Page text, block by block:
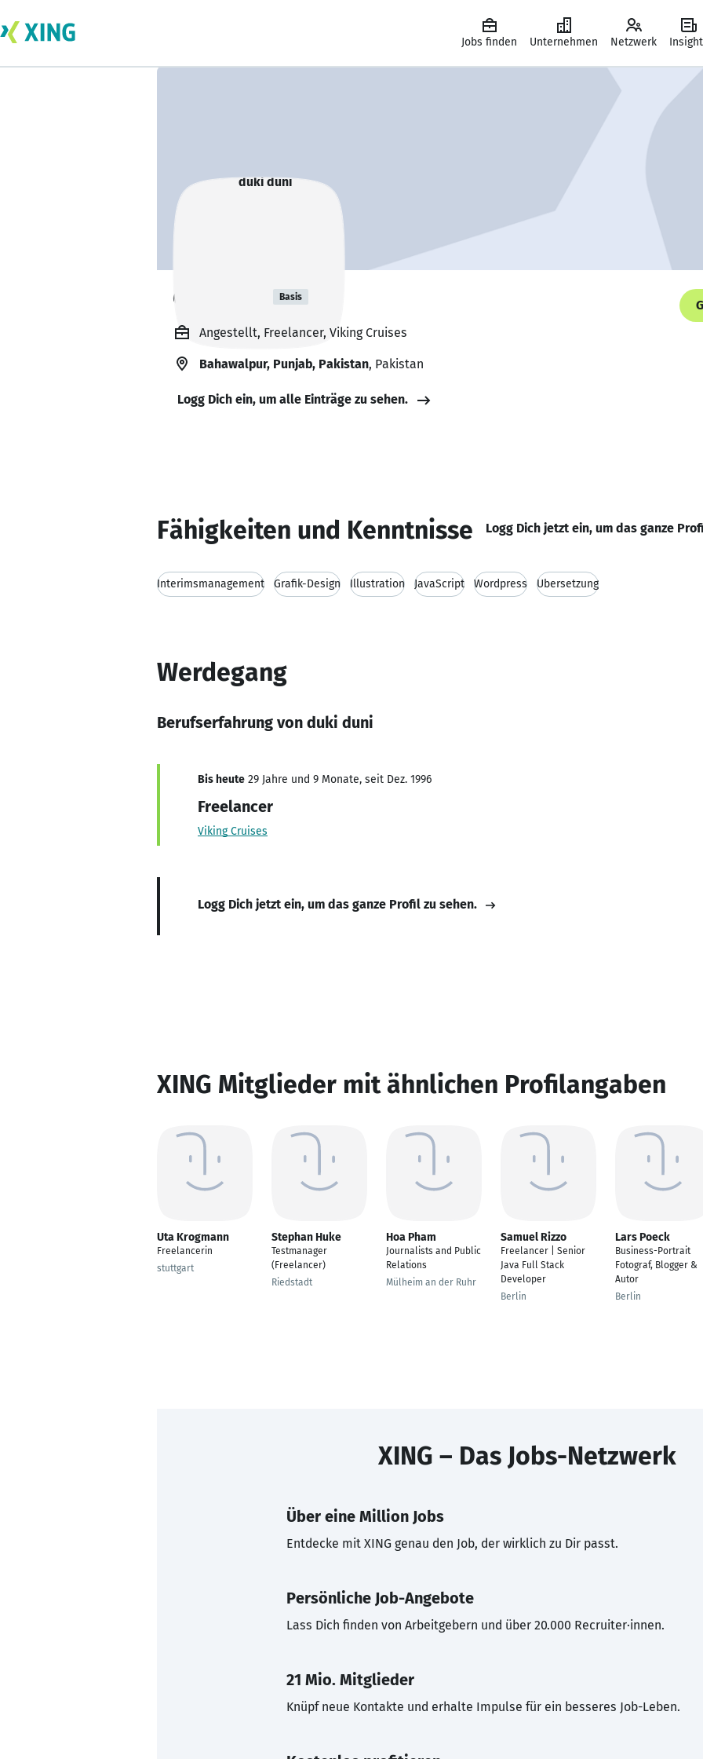
Jobs finden Unternehmen Netzwerk
duki duni Basis
Angestellt, Freelancer, Viking Cruises
Bahawalpur, Punjab, Pakistan, Pakistan
Logg Dich ein, um alle Einträge zu sehen.
Fähigkeiten und Kenntnisse Logg Dich jetzt ein, um das ganze
Interimsmanagement Grafik-Design Illustration JavaScript Wordpress Übersetzung
Werdegang
Berufserfahrung von duki duni
Bis heute 29 Jahre und 9 Monate, seit Dez. 1996
Freelancer
Viking Cruises
Logg Dich jetzt ein, um das ganze Profil zu sehen.
XING Mitglieder mit ähnlichen Profilangaben
Uta Krogmann
Freelancerin
stuttgart
Stephan Huke
Testmanager
(Freelancer)
Riedstadt
Hoa Pham
Journalists and Public
Relations
Mülheim an der Ruhr
Samuel Rizzo
Freelancer | Senior
Java Full Stack
Developer
Berlin
Lars Poeck
Business-Portrait
Fotograf, Blogger &
Autor
Berlin
XING – Das Jobs-Netzwerk
Über eine Million Jobs
Entdecke mit XING genau den Job, der wirklich zu Dir passt.
Persönliche Job-Angebote
Lass Dich finden von Arbeitgebern und über 20.000 Recruiter·innen.
21 Mio. Mitglieder
Knüpf neue Kontakte und erhalte Impulse für ein besseres Job-Leben.